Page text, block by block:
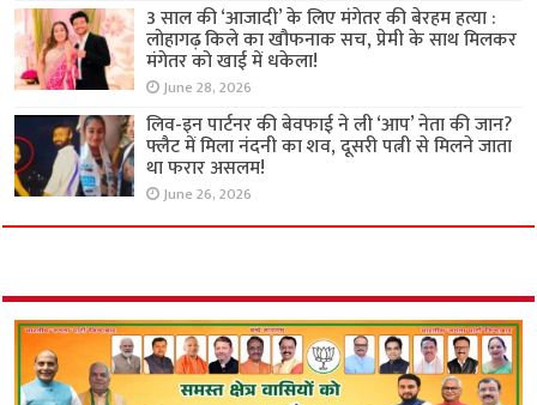
3 साल की ‘आजादी’ के लिए मंगेतर की बेरहम हत्या :
लोहागढ़ किले का खौफनाक सच, प्रेमी के साथ मिलकर
मंगेतर को खाई में धकेला!
June 28, 2026
लिव-इन पार्टनर की बेवफाई ने ली ‘आप’ नेता की जान?
फ्लैट में मिला नंदनी का शव, दूसरी पत्नी से मिलने जाता
था फरार असलम!
June 26, 2026